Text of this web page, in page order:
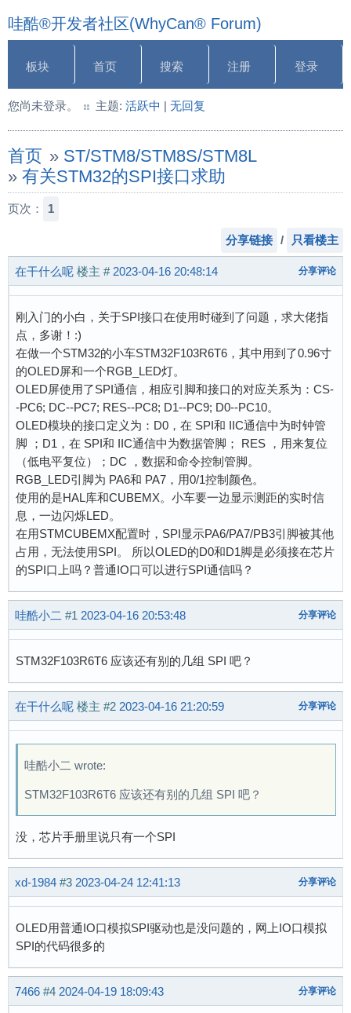
哇酷®开发者社区(WhyCan® Forum)
板块 首页 搜索 注册 登录
您尚未登录。 主题: 活跃中 | 无回复
首页 » ST/STM8/STM8S/STM8L
» 有关STM32的SPI接口求助
页次： 1
分享链接 / 只看楼主
在干什么呢 楼主 # 2023-04-16 20:48:14 分享评论
刚入门的小白，关于SPI接口在使用时碰到了问题，求大佬指
点，多谢！:)
在做一个STM32的小车STM32F103R6T6，其中用到了0.96寸
的OLED屏和一个RGB_LED灯。
OLED屏使用了SPI通信，相应引脚和接口的对应关系为：CS-
-PC6; DC--PC7; RES--PC8; D1--PC9; D0--PC10。
OLED模块的接口定义为：D0，在 SPI和 IIC通信中为时钟管
脚 ；D1，在 SPI和 IIC通信中为数据管脚； RES ，用来复位
（低电平复位）；DC ，数据和命令控制管脚。
RGB_LED引脚为 PA6和 PA7，用0/1控制颜色。
使用的是HAL库和CUBEMX。小车要一边显示测距的实时信
息，一边闪烁LED。
在用STMCUBEMX配置时，SPI显示PA6/PA7/PB3引脚被其他
占用，无法使用SPI。 所以OLED的D0和D1脚是必须接在芯片
的SPI口上吗？普通IO口可以进行SPI通信吗？
哇酷小二 #1 2023-04-16 20:53:48 分享评论
STM32F103R6T6 应该还有别的几组 SPI 吧？
在干什么呢 楼主 #2 2023-04-16 21:20:59 分享评论
哇酷小二 wrote:
STM32F103R6T6 应该还有别的几组 SPI 吧？
没，芯片手册里说只有一个SPI
xd-1984 #3 2023-04-24 12:41:13 分享评论
OLED用普通IO口模拟SPI驱动也是没问题的，网上IO口模拟
SPI的代码很多的
7466 #4 2024-04-19 18:09:43 分享评论